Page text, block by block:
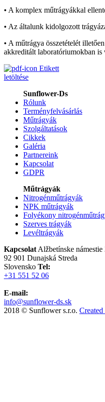
• A komplex műtrágyákkal
• Az általunk kidolgozott
• A műtrágya összetételét
akkreditált laboratóriumokban
Etikett
letöltése
Sunflower-Ds
Rólunk
Terményfelvásárlás
Műtrágyák
Szolgáltatások
Cikkek
Galéria
Partnereink
Kapcsolat
GDPR
Műtrágyák
Nitrogénműtrágyák
NPK műtrágyák
Folyékony
Szerves trágyák
Levéltrágyák
Kapcsolat Alžbetínske námestie
92 901 Dunajská Streda
Slovensko Tel:
+31 551 52 06
E-mail:
info@sunflower-ds.sk
2018 © Sunflower s.r.o.